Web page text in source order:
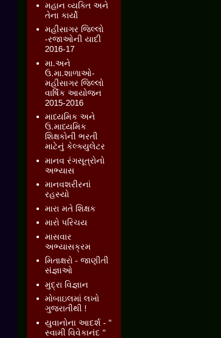
મહાન વ્યક્તિ અને
તેના કાર્યો
મહીસાગર જિલ્લો
-રજાઓની યાદી
2016-17
મા.અને
ઉ.મા.શાળાઓ-
મહીસાગર જિલ્લો
વાર્ષિક આયોજન
2015-2016
માધ્યમિક અને
ઉ.માધ્યમિક
શિક્ષકોની ભરતી
માટેનું કેલ્ક્યુલેટર
માનવ રંગસૂત્રોનો
અભ્યાસ
માનવશરીરનાં
રહસ્યો
મારા મતે શિક્ષક
મારો પરિચય
માસવાર
અભ્યાસક્રમ
મિતાક્ષરો - જાણીતી
સંજ્ઞાઓ
મુદ્રા વિજ્ઞાન
મોબાઇલમાં લખો
ગુજરાતીથી !
યુવાનોના આદર્શ - "
સ્વામી વિવેકાનંદ "